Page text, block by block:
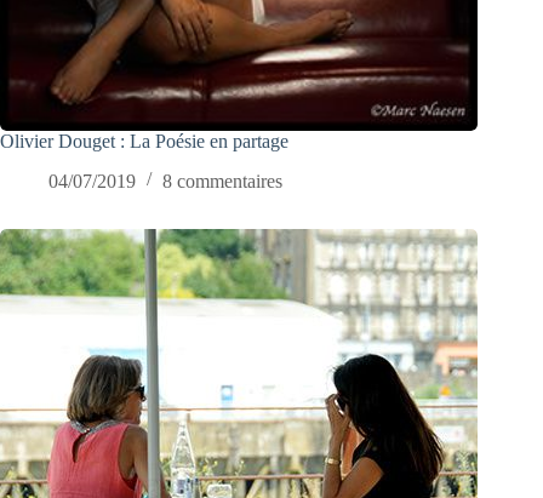
Olivier Douget : La Poésie en partage
04/07/2019
8 commentaires